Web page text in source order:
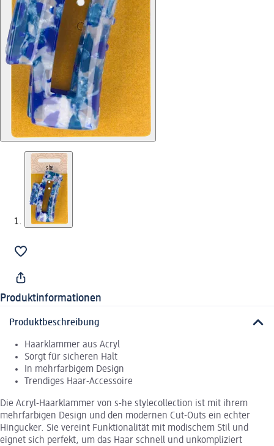
Produktinformationen
Produktbeschreibung
Haarklammer aus Acryl
Sorgt für sicheren Halt
In mehrfarbigem Design
Trendiges Haar-Accessoire
Die Acryl-Haarklammer von s-he stylecollection ist mit ihrem
mehrfarbigen Design und den modernen Cut-Outs ein echter
Hingucker. Sie vereint Funktionalität mit modischem Stil und
eignet sich perfekt, um das Haar schnell und unkompliziert